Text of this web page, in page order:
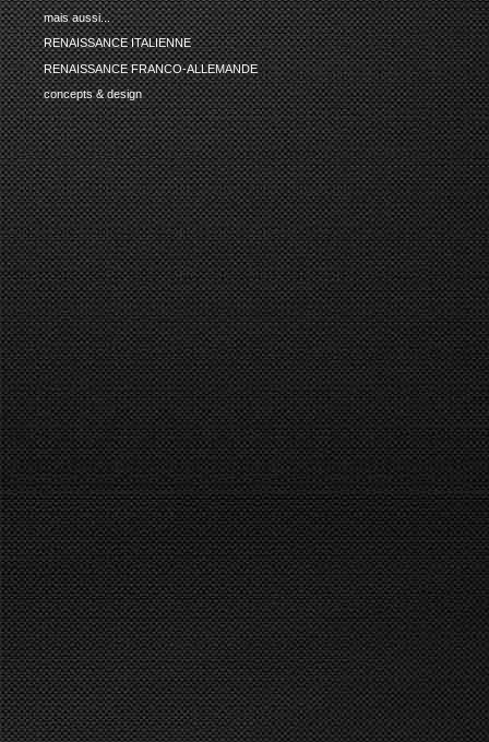
mais aussi...
RENAISSANCE ITALIENNE
RENAISSANCE FRANCO-ALLEMANDE
concepts & design